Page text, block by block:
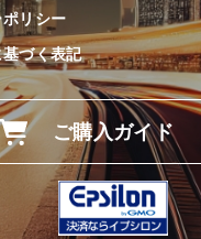
リシー
づく表記
ご購入ガイド